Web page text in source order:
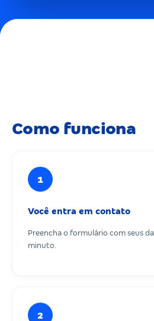
Como funciona
1
Você entra em contato
Preencha o formulário com seus
minuto.
2